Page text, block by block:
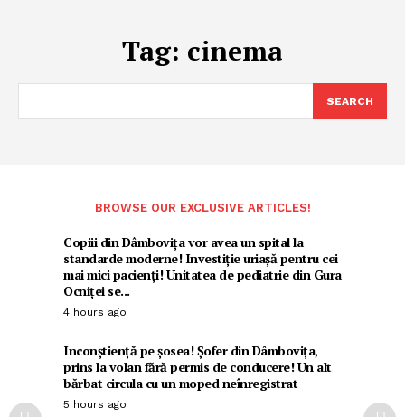
Tag: cinema
SEARCH
BROWSE OUR EXCLUSIVE ARTICLES!
Copiii din Dâmbovița vor avea un spital la
standarde moderne! Investiție uriașă pentru cei
mai mici pacienți! Unitatea de pediatrie din Gura
Ocniței se...
4 hours ago
Inconștiență pe șosea! Șofer din Dâmbovița,
prins la volan fără permis de conducere! Un alt
bărbat circula cu un moped neînregistrat
5 hours ago